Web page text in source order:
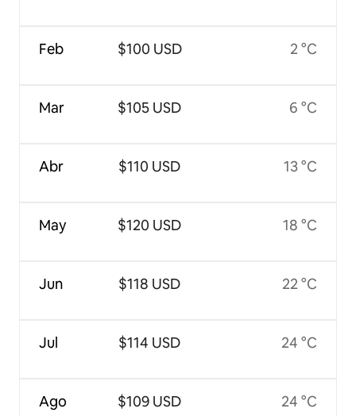
Feb
Mar
Abr
May
Jun
Jul
Ago
$100 USD
$105 USD
$110 USD
$120 USD
$118 USD
$114 USD
$109 USD
2 °C
6 °C
13 °C
18 °C
22 °C
24 °C
24 °C